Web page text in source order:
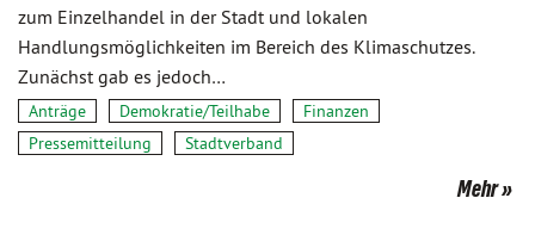
zum Einzelhandel in der Stadt und lokalen
Handlungsmöglichkeiten im Bereich des Klimaschutzes.
Zunächst gab es jedoch…
Anträge Demokratie/Teilhabe
Finanzen
Pressemitteilung
Stadtverband
Mehr